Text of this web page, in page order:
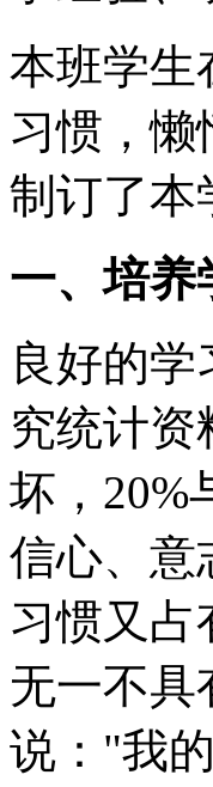
本班学生
习惯，懒
制订了本
一、培养
良好的
究统计资
坏，20%
信心、意
习惯又占
无一不具
说："我